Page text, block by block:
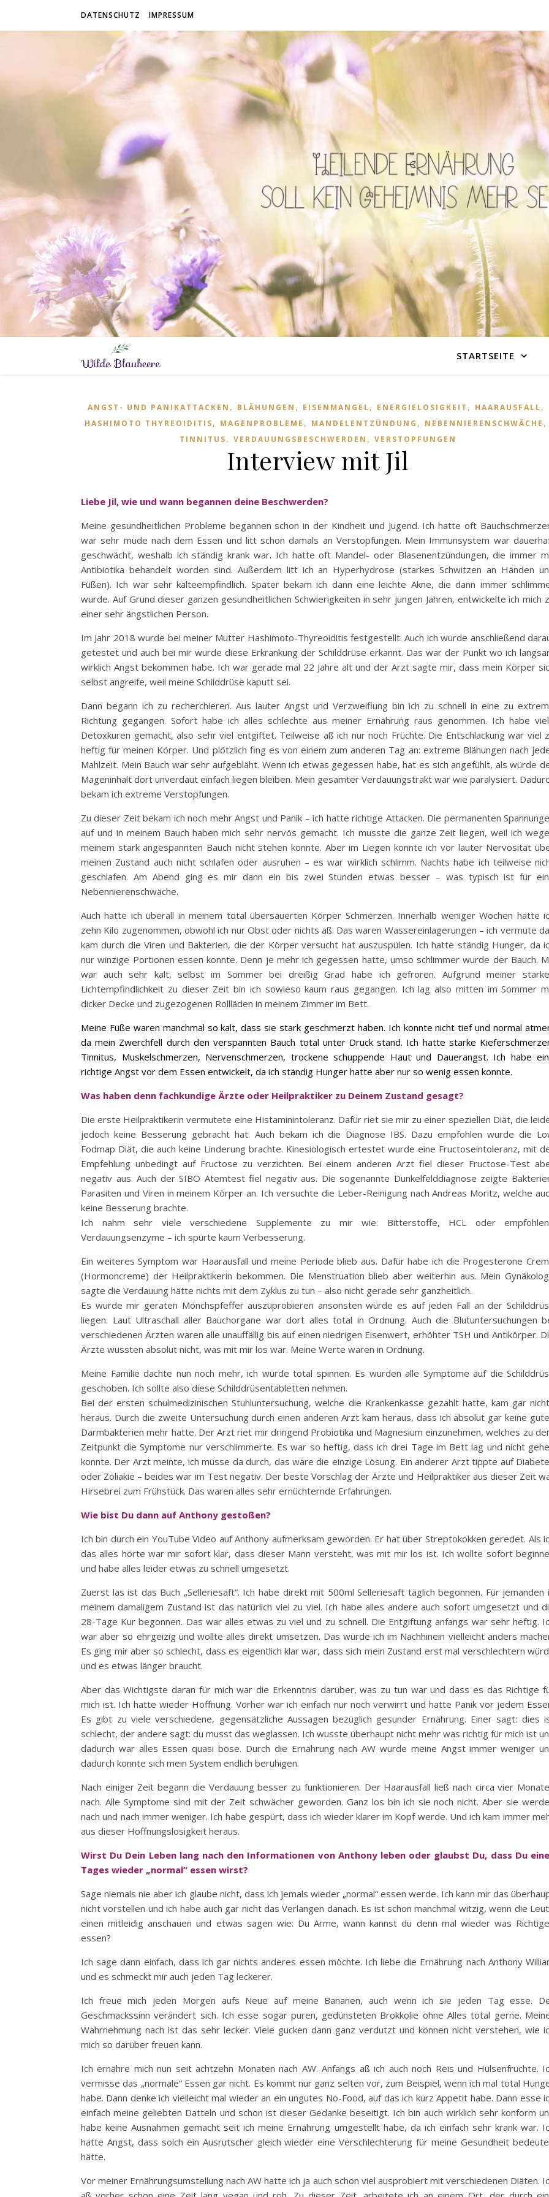
DATENSCHUTZ IMPRESSUM
STARTSEITE
ANGST- UND PANIKATTACKEN , BLÄHUNGEN , EISENMANGEL, ENERGIELOSIGKEIT , HAARAUSFALL,
HASHIMOTO THYREOIDITIS, MAGENPROBLEME , MANDELENTZÜNDUNG , NEBENNIERENSCHWÄCHE ,
TINNITUS, VERDAUUNGSBESCHWERDEN , VERSTOPFUNGEN
Interview mit Jil
Liebe Jil, wie und wann begannen deine Beschwerden?
Meine gesundheitlichen Probleme begannen schon in der Kindheit und Jugend. Ich hatte oft
war sehr müde nach dem Essen und litt schon damals an Verstopfungen. Mein Immunsystem war
geschwächt, weshalb ich ständig krank war. Ich hatte oft Mandel- oder Blasenentzündungen, die immer
Antibiotika behandelt worden sind. Außerdem litt ich an Hyperhydrose (starkes Schwitzen an Händen
Füßen). Ich war sehr kälteempfindlich. Später bekam ich dann eine leichte Akne, die dann immer
wurde. Auf Grund dieser ganzen gesundheitlichen Schwierigkeiten in sehr jungen Jahren, entwickelte ich mich
einer sehr ängstlichen Person.
Im Jahr 2018 wurde bei meiner Mutter Hashimoto-Thyreoiditis festgestellt. Auch ich wurde anschließend
getestet und auch bei mir wurde diese Erkrankung der Schilddrüse erkannt. Das war der Punkt wo ich
wirklich Angst bekommen habe. Ich war gerade mal 22 Jahre alt und der Arzt sagte mir, dass mein Körper
selbst angreife, weil meine Schilddrüse kaputt sei.
Dann begann ich zu recherchieren. Aus lauter Angst und Verzweiflung bin ich zu schnell in eine zu
Richtung gegangen. Sofort habe ich alles schlechte aus meiner Ernährung raus genommen. Ich habe
Detoxkuren gemacht, also sehr viel entgiftet. Teilweise aß ich nur noch Früchte. Die Entschlackung war viel
heftig für meinen Körper. Und plötzlich fing es von einem zum anderen Tag an: extreme Blähungen nach
Mahlzeit. Mein Bauch war sehr aufgebläht. Wenn ich etwas gegessen habe, hat es sich angefühlt, als würde
Mageninhalt dort unverdaut einfach liegen bleiben. Mein gesamter Verdauungstrakt war wie paralysiert.
bekam ich extreme Verstopfungen.
Zu dieser Zeit bekam ich noch mehr Angst und Panik – ich hatte richtige Attacken. Die permanenten
auf und in meinem Bauch haben mich sehr nervös gemacht. Ich musste die ganze Zeit liegen, weil ich
meinem stark angespannten Bauch nicht stehen konnte. Aber im Liegen konnte ich vor lauter Nervosität
meinen Zustand auch nicht schlafen oder ausruhen – es war wirklich schlimm. Nachts habe ich teilweise
geschlafen. Am Abend ging es mir dann ein bis zwei Stunden etwas besser – was typisch ist für
Nebennierenschwäche.
Auch hatte ich überall in meinem total übersäuerten Körper Schmerzen. Innerhalb weniger Wochen hatte
zehn Kilo zugenommen, obwohl ich nur Obst oder nichts aß. Das waren Wassereinlagerungen – ich vermute
kam durch die Viren und Bakterien, die der Körper versucht hat auszuspülen. Ich hatte ständig Hunger, da
nur winzige Portionen essen konnte. Denn je mehr ich gegessen hatte, umso schlimmer wurde der Bauch.
war auch sehr kalt, selbst im Sommer bei dreißig Grad habe ich gefroren. Aufgrund meiner
Lichtempfindlichkeit zu dieser Zeit bin ich sowieso kaum raus gegangen. Ich lag also mitten im Sommer
dicker Decke und zugezogenen Rollläden in meinem Zimmer im Bett.
Meine Füße waren manchmal so kalt, dass sie stark geschmerzt haben. Ich konnte nicht tief und normal
da mein Zwerchfell durch den verspannten Bauch total unter Druck stand. Ich hatte starke
Tinnitus, Muskelschmerzen, Nervenschmerzen, trockene schuppende Haut und Dauerangst. Ich habe
richtige Angst vor dem Essen entwickelt, da ich ständig Hunger hatte aber nur so wenig essen konnte.
Was haben denn fachkundige Ärzte oder Heilpraktiker zu Deinem Zustand gesagt?
Die erste Heilpraktikerin vermutete eine Histaminintoleranz. Dafür riet sie mir zu einer speziellen Diät, die
jedoch keine Besserung gebracht hat. Auch bekam ich die Diagnose IBS. Dazu empfohlen wurde die
Fodmap Diät, die auch keine Linderung brachte. Kinesiologisch ertestet wurde eine Fructoseintoleranz, mit
Empfehlung unbedingt auf Fructose zu verzichten. Bei einem anderen Arzt fiel dieser Fructose-Test
negativ aus. Auch der SIBO Atemtest fiel negativ aus. Die sogenannte Dunkelfelddiagnose zeigte
Parasiten und Viren in meinem Körper an. Ich versuchte die Leber-Reinigung nach Andreas Moritz, welche
keine Besserung brachte.
Ich nahm sehr viele verschiedene Supplemente zu mir wie: Bitterstoffe, HCL oder
Verdauungsenzyme – ich spürte kaum Verbesserung.
Ein weiteres Symptom war Haarausfall und meine Periode blieb aus. Dafür habe ich die Progesterone
(Hormoncreme) der Heilpraktikerin bekommen. Die Menstruation blieb aber weiterhin aus. Mein
sagte die Verdauung hätte nichts mit dem Zyklus zu tun – also nicht gerade sehr ganzheitlich.
Es wurde mir geraten Mönchspfeffer auszuprobieren ansonsten würde es auf jeden Fall an der
liegen. Laut Ultraschall aller Bauchorgane war dort alles total in Ordnung. Auch die Blutuntersuchungen
verschiedenen Ärzten waren alle unauffällig bis auf einen niedrigen Eisenwert, erhöhter TSH und Antikörper.
Ärzte wussten absolut nicht, was mit mir los war. Meine Werte waren in Ordnung.
Meine Familie dachte nun noch mehr, ich würde total spinnen. Es wurden alle Symptome auf die
geschoben. Ich sollte also diese Schilddrüsentabletten nehmen.
Bei der ersten schulmedizinischen Stuhluntersuchung, welche die Krankenkasse gezahlt hatte, kam gar
heraus. Durch die zweite Untersuchung durch einen anderen Arzt kam heraus, dass ich absolut gar keine
Darmbakterien mehr hatte. Der Arzt riet mir dringend Probiotika und Magnesium einzunehmen, welches zu
Zeitpunkt die Symptome nur verschlimmerte. Es war so heftig, dass ich drei Tage im Bett lag und nicht
konnte. Der Arzt meinte, ich müsse da durch, das wäre die einzige Lösung. Ein anderer Arzt tippte auf
oder Zöliakie – beides war im Test negativ. Der beste Vorschlag der Ärzte und Heilpraktiker aus dieser Zeit
Hirsebrei zum Frühstück. Das waren alles sehr ernüchternde Erfahrungen.
Wie bist Du dann auf Anthony gestoßen?
Ich bin durch ein YouTube Video auf Anthony aufmerksam geworden. Er hat über Streptokokken geredet. Als
das alles hörte war mir sofort klar, dass dieser Mann versteht, was mit mir los ist. Ich wollte sofort
und habe alles leider etwas zu schnell umgesetzt.
Zuerst las ist das Buch „Selleriesaft“. Ich habe direkt mit 500ml Selleriesaft täglich begonnen. Für jemanden
meinem damaligem Zustand ist das natürlich viel zu viel. Ich habe alles andere auch sofort umgesetzt und
28-Tage Kur begonnen. Das war alles etwas zu viel und zu schnell. Die Entgiftung anfangs war sehr heftig.
war aber so ehrgeizig und wollte alles direkt umsetzen. Das würde ich im Nachhinein vielleicht anders
Es ging mir aber so schlecht, dass es eigentlich klar war, dass sich mein Zustand erst mal verschlechtern
und es etwas länger braucht.
Aber das Wichtigste daran für mich war die Erkenntnis darüber, was zu tun war und dass es das Richtige
mich ist. Ich hatte wieder Hoffnung. Vorher war ich einfach nur noch verwirrt und hatte Panik vor jedem
Es gibt zu viele verschiedene, gegensätzliche Aussagen bezüglich gesunder Ernährung. Einer sagt: dies
schlecht, der andere sagt: du musst das weglassen. Ich wusste überhaupt nicht mehr was richtig für mich ist
dadurch war alles Essen quasi böse. Durch die Ernährung nach AW wurde meine Angst immer weniger
dadurch konnte sich mein System endlich beruhigen.
Nach einiger Zeit begann die Verdauung besser zu funktionieren. Der Haarausfall ließ nach circa vier
nach. Alle Symptome sind mit der Zeit schwächer geworden. Ganz los bin ich sie noch nicht. Aber sie
nach und nach immer weniger. Ich habe gespürt, dass ich wieder klarer im Kopf werde. Und ich kam immer
aus dieser Hoffnungslosigkeit heraus.
Wirst Du Dein Leben lang nach den Informationen von Anthony leben oder glaubst Du, dass Du
Tages wieder „normal“ essen wirst?
Sage niemals nie aber ich glaube nicht, dass ich jemals wieder „normal“ essen werde. Ich kann mir das
nicht vorstellen und ich habe auch gar nicht das Verlangen danach. Es ist schon manchmal witzig, wenn die
einen mitleidig anschauen und etwas sagen wie: Du Arme, wann kannst du denn mal wieder was
essen?
Ich sage dann einfach, dass ich gar nichts anderes essen möchte. Ich liebe die Ernährung nach Anthony
und es schmeckt mir auch jeden Tag leckerer.
Ich freue mich jeden Morgen aufs Neue auf meine Bananen, auch wenn ich sie jeden Tag esse.
Geschmackssinn verändert sich. Ich esse sogar puren, gedünsteten Brokkolie ohne Alles total gerne.
Wahrnehmung nach ist das sehr lecker. Viele gucken dann ganz verdutzt und können nicht verstehen, wie
mich so darüber freuen kann.
Ich ernähre mich nun seit achtzehn Monaten nach AW. Anfangs aß ich auch noch Reis und Hülsenfrüchte.
vermisse das „normale“ Essen gar nicht. Es kommt nur ganz selten vor, zum Beispiel, wenn ich mal total
habe. Dann denke ich vielleicht mal wieder an ein ungutes No-Food, auf das ich kurz Appetit habe. Dann esse
einfach meine geliebten Datteln und schon ist dieser Gedanke beseitigt. Ich bin auch wirklich sehr konform
habe keine Ausnahmen gemacht seit ich meine Ernährung umgestellt habe, da ich einfach sehr krank war.
hatte Angst, dass solch ein Ausrutscher gleich wieder eine Verschlechterung für meine Gesundheit
hätte.
Vor meiner Ernährungsumstellung nach AW hatte ich ja auch schon viel ausprobiert mit verschiedenen Diäten.